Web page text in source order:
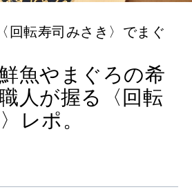
いい人生って？
MAGAZINE
回転寿司みさき〉でまぐ
魚やまぐろの希
人が握る〈回転
レポ。